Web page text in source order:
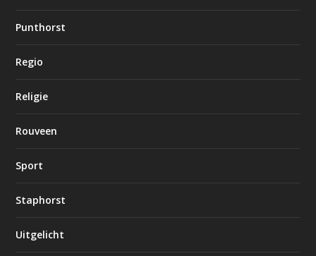
Punthorst
Regio
Religie
Rouveen
Sport
Staphorst
Uitgelicht